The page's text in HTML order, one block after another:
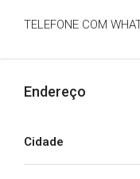
TELEFONE COM
Endereço
Cidade